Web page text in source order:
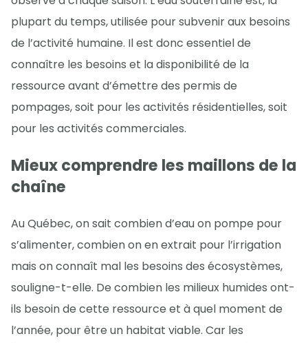
plupart du temps, utilisée pour subvenir aux besoins
de l’activité humaine. Il est donc essentiel de
connaître les besoins et la disponibilité de la
ressource avant d’émettre des permis de
pompages, soit pour les activités résidentielles, soit
pour les activités commerciales.
Mieux comprendre les maillons de la
chaîne
Au Québec, on sait combien d’eau on pompe pour
s’alimenter, combien on en extrait pour l’irrigation
mais on connaît mal les besoins des écosystèmes,
souligne-t-elle. De combien les milieux humides ont-
ils besoin de cette ressource et à quel moment de
l’année, pour être un habitat viable. Car les